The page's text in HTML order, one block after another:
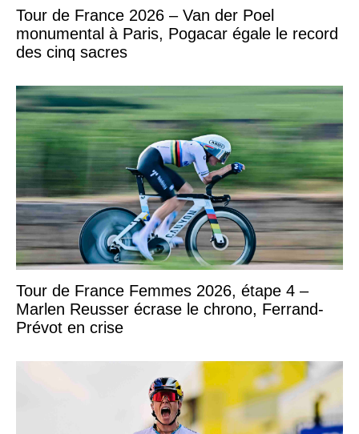
Tour de France 2026 – Van der Poel
monumental à Paris, Pogacar égale le record
des cinq sacres
Tour de France Femmes 2026, étape 4 –
Marlen Reusser écrase le chrono, Ferrand-
Prévot en crise